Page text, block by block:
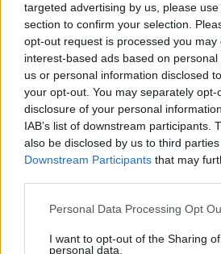
targeted advertising by us, please
section to confirm your selection.
opt-out request is processed you may
interest-based ads based on
us or personal information disclosed
your opt-out. You may separately
disclosure of your personal
IAB’s list of downstream participants.
also be disclosed by us to third
Downstream Participants that may
Please note that this website/app
not limited to your visit or usage
Personal Data Processing Opt
I want to opt-out of the Sharing
personal data.